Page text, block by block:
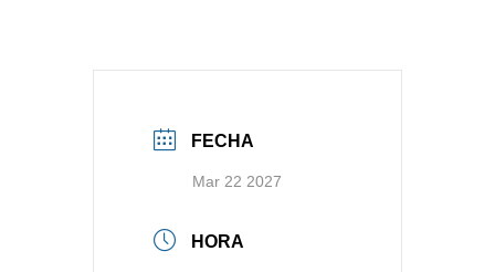
FECHA
Mar 22 2027
HORA